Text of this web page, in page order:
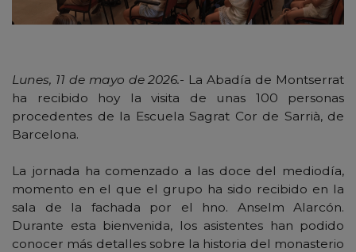
Lunes, 11 de mayo de 2026.- La Abadía de Montserrat
ha recibido hoy la visita de unas 100 personas
procedentes de la Escuela Sagrat Cor de Sarrià, de
Barcelona.
La jornada ha comenzado a las doce del mediodía,
momento en el que el grupo ha sido recibido en la
sala de la fachada por el hno. Anselm Alarcón.
Durante esta bienvenida, los asistentes han podido
conocer más detalles sobre la historia del monasterio